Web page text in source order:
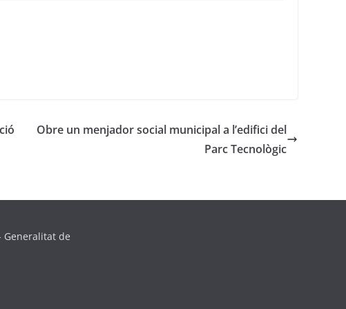
Obre un menjador social municipal a l’edifici del
Parc Tecnològic
Generalitat de